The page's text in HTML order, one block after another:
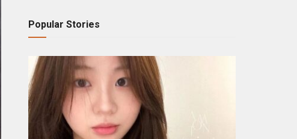
Popular Stories